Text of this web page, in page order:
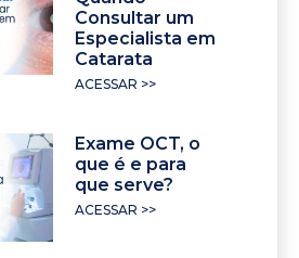
Consultar um
Especialista em
Catarata
ACESSAR >>
Exame OCT, o
que é e para
que serve?
ACESSAR >>